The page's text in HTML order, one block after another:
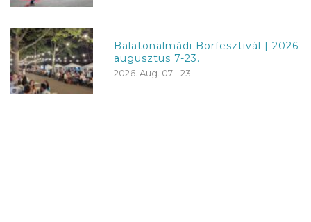
Balatonalmádi Borfesztivál | 2026
augusztus 7-23.
2026. Aug. 07 - 23.